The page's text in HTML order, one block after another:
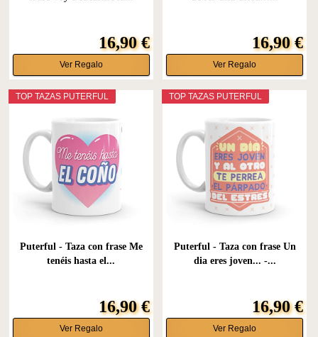
16,90 €
Ver Regalo
16,90 €
Ver Regalo
TOP TAZAS PUTERFUL
Puterful - Taza con frase Me
tenéis hasta el...
16,90 €
Ver Regalo
TOP TAZAS PUTERFUL
Puterful - Taza con frase Un
dia eres joven... -...
16,90 €
Ver Regalo